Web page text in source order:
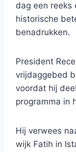
dag een reeks
historische
benadrukken.
President
vrijdaggebed
voordat hij
programma in
Hij verwees
wijk Fatih in